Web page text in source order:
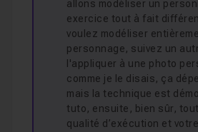
allons modéliser un
exercice tout à fait
voulez modéliser
personnage, suivez un
l'appliquer à une photo
comme je le disais, ça
mais la technique est
tuto, ensuite, bien sûr,
qualité d’exécution et